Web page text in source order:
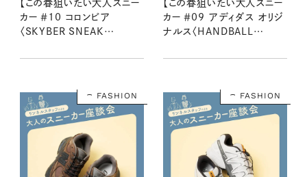
【この春狙いたい大人スニー
カー ＃10 コロンビア
〈SKYBER SNEAK
ンネルスタッフ２名が語る魅
【この春狙いたい大人スニー
カー ＃09 アディダス オリジ
ナルス〈HANDBALL
靴好きリンネルスタッフ２名
FASHION FASHION